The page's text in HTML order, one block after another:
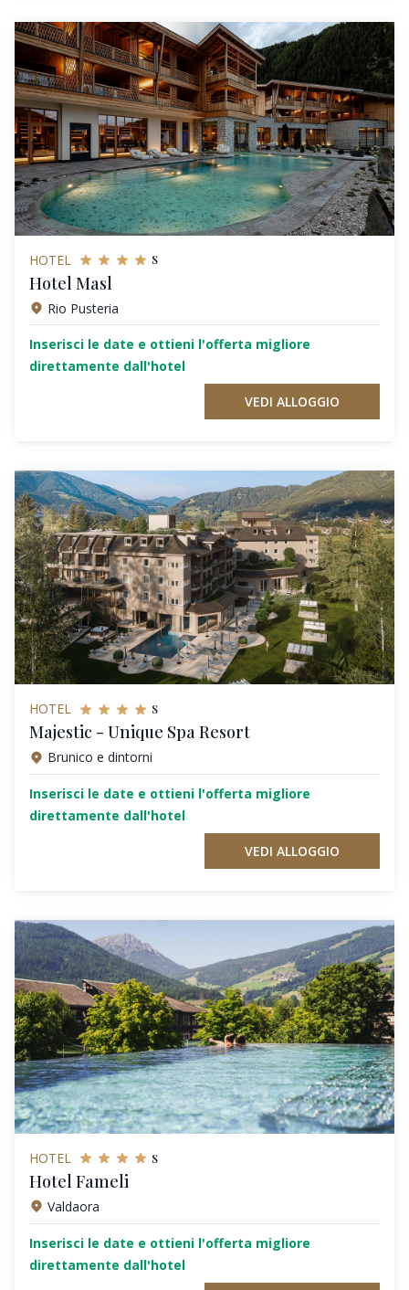
HOTEL s
Hotel Masl
Rio Pusteria
Inserisci le date e ottieni l'offerta migliore
direttamente dall'hotel
VEDI ALLOGGIO
HOTEL s
Majestic - Unique Spa Resort
Brunico e dintorni
Inserisci le date e ottieni l'offerta migliore
direttamente dall'hotel
VEDI ALLOGGIO
HOTEL s
Hotel Fameli
Valdaora
Inserisci le date e ottieni l'offerta migliore
direttamente dall'hotel